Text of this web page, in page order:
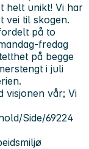
helt unikt! Vi har
vei til skogen.
på to
fredag
på begge
i juli
visjonen vår; Vi
Side/69224